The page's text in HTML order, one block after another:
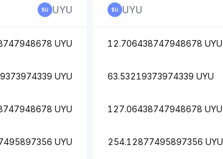
UYU
UYU
UYU
UYU
UYU
UYU
12.706438747948678 UYU
63.53219373974339 UYU
127.06438747948678 UYU
254.12877495897356 UYU